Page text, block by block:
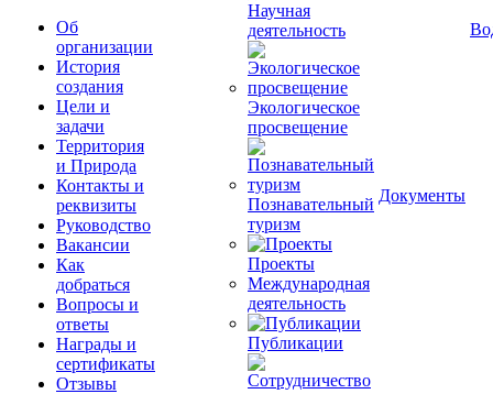
Об
организации
История
создания
Цели и
задачи
Территория
и Природа
Контакты и
реквизиты
Руководство
Вакансии
Как
добраться
Вопросы и
ответы
Награды и
сертификаты
Отзывы
Научная
деятельность
Экологическое
просвещение
Познавательный
туризм
Проекты
Международная
деятельность
Публикации
Документы